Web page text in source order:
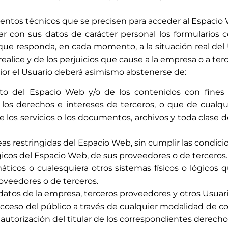
técnicos que se precisen para acceder al Espacio
con sus datos de carácter personal los formularios
responda, en cada momento, a la situación real del
y de los perjuicios que cause a la empresa o a
el Usuario deberá asimismo abstenerse de:
del Espacio Web y/o de los contenidos con
derechos e intereses de terceros, o que de
servicios o los documentos, archivos y toda clase
restringidas del Espacio Web, sin cumplir las
del Espacio Web, de sus proveedores o de terceros.
o cualesquiera otros sistemas físicos o lógicos
o de terceros.
de la empresa, terceros proveedores y otros
del público a través de cualquier modalidad de
del titular de los correspondientes